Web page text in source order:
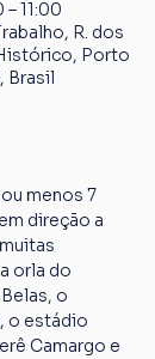
11:00
R. dos
Porto
Brasil
menos 7
direção a
orla do
o
o estádio
Camargo e